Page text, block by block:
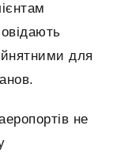
для
не